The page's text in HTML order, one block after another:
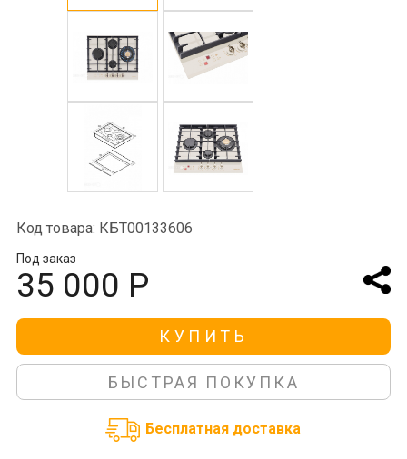
Код товара: КБТ00133606
Под заказ
35 000 Р
КУПИТЬ
БЫСТРАЯ ПОКУПКА
Бесплатная доставка